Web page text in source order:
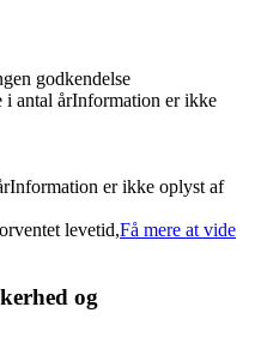
godkendelse
i antal årInformation er ikke
Information er ikke oplyst af
levetid,Få mere at vide
og